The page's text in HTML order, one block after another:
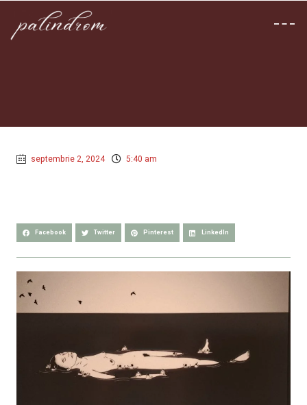
septembrie 2, 2024 5:40 am
Facebook Twitter Pinterest LinkedIn